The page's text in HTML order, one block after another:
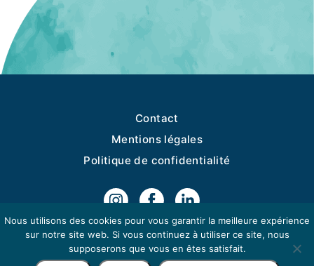
Contact
Mentions légales
Politique de confidentialité
NEWSLETTER
Nous utilisons des cookies pour vous garantir la meilleure expérience
sur notre site web. Si vous continuez à utiliser ce site, nous
supposerons que vous en êtes satisfait.